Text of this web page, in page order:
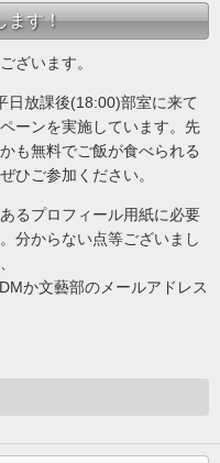
ます！
ざいます。
放課後(18:00)部室に来て
ーンを実施しています。先
も無料でご飯が食べられる
ひご参加ください。
るプロフィール用紙に必要
分からない点等ございまし
か文藝部のメールアドレス